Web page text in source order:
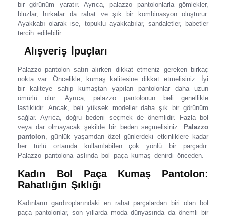
bir görünüm yaratır. Ayrıca, palazzo pantolonlarla gömlekler,
bluzlar, hırkalar da rahat ve şık bir kombinasyon oluşturur.
Ayakkabı olarak ise, topuklu ayakkabılar, sandaletler, babetler
tercih edilebilir.
Alışveriş İpuçları
Palazzo pantolon satın alırken dikkat etmeniz gereken birkaç
nokta var. Öncelikle, kumaş kalitesine dikkat etmelisiniz. İyi
bir kaliteye sahip kumaştan yapılan pantolonlar daha uzun
ömürlü olur. Ayrıca, palazzo pantolonun beli genellikle
lastiklidir. Ancak, beli yüksek modeller daha şık bir görünüm
sağlar. Ayrıca, doğru bedeni seçmek de önemlidir. Fazla bol
veya dar olmayacak şekilde bir beden seçmelisiniz.
Palazzo
pantolon, günlük yaşamdan özel günlerdeki etkinliklere kadar
her türlü ortamda kullanılabilen çok yönlü bir parçadır.
Palazzo pantolona aslında bol paça kumaş denirdi önceden.
Kadın Bol Paça Kumaş Pantolon:
Rahatlığın Şıklığı
Kadınların gardıroplarındaki en rahat parçalardan biri olan bol
paça pantolonlar, son yıllarda moda dünyasında da önemli bir